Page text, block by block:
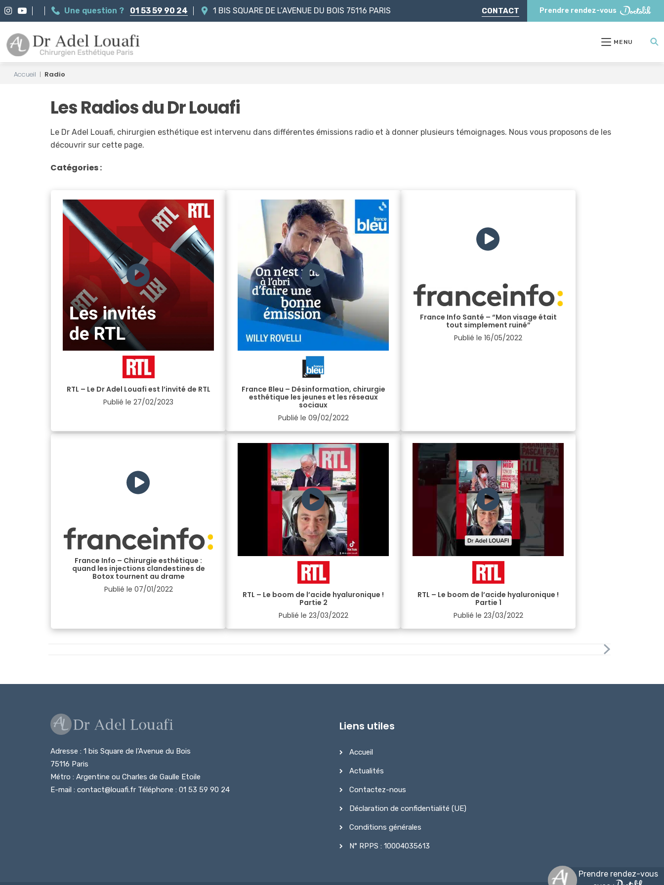
Prendre rendez-vous
Une question ? 01 53 59 90 24 1 BIS SQUARE DE L’AVENUE DU BOIS 75116 PARIS CONTACT Prendre rendez-vous
MENU
Accueil | Radio
Les Radios du Dr Louafi
Le Dr Adel Louafi, chirurgien esthétique est intervenu dans différentes émissions radio et à donner plusieurs témoignages. Nous vous proposons de les
découvrir sur cette page.
Catégories :
RTL – Le Dr Adel Louafi est l’invité de RTL
Publié le 27/02/2023
France Bleu – Désinformation, chirurgie
esthétique les jeunes et les réseaux
sociaux
Publié le 09/02/2022
France Info Santé – “Mon visage était
tout simplement ruiné”
Publié le 16/05/2022
France Info – Chirurgie esthétique :
quand les injections clandestines de
Botox tournent au drame
Publié le 07/01/2022
RTL – Le boom de l’acide hyaluronique !
Partie 2
Publié le 23/03/2022
RTL – Le boom de l’acide hyaluronique !
Partie 1
Publié le 23/03/2022
Adresse : 1 bis Square de l’Avenue du Bois
75116 Paris
Métro : Argentine ou Charles de Gaulle Etoile
E-mail : contact@louafi.fr Téléphone : 01 53 59 90 24
Liens utiles
Accueil
Actualités
Contactez-nous
Déclaration de confidentialité (UE)
Conditions générales
N° RPPS : 10004035613